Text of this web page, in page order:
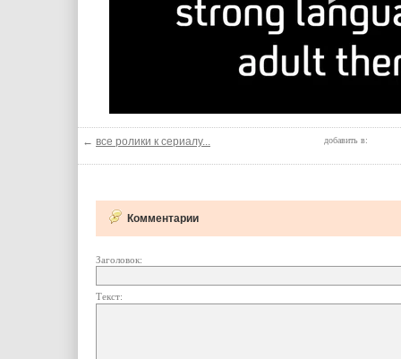
← все ролики к сериалу... добавить в:
Комментарии
Заголовок:
Текст: